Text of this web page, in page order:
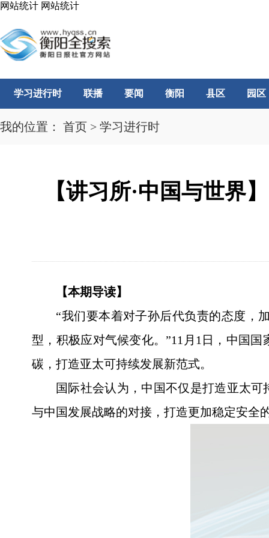
网站统计 网站统计
学习进行时 联播 要闻 衡阳 县区 园区
我的位置： 首页 > 学习进行时
【讲习所·中国与世界
【本期导读】
“我们要本着对子孙后代负责的态度，
型，积极应对气候变化。”11月1日，中国
碳，打造亚太可持续发展新范式。
国际社会认为，中国不仅是打造亚太
与中国发展战略的对接，打造更加稳定安全